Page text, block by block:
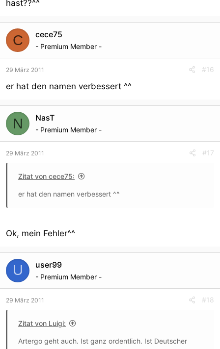
hast??^^
C cece75
- Premium Member -
29 März 2011 #16
er hat den namen verbessert ^^
N NasT
- Premium Member -
29 März 2011 #17
Zitat von cece75:
er hat den namen verbessert ^^
Ok, mein Fehler^^
U user99
- Premium Member -
29 März 2011 #18
Zitat von Luigi:
Artergo geht auch. Ist ganz ordentlich. Ist Deutscher